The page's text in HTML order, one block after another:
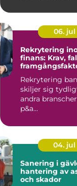
06. jul
Rekrytering
finans: Krav,
Rekrytering
skiljer sig
andra
p&a...
04. jul
Sanering i gävle
hantering av
och skador